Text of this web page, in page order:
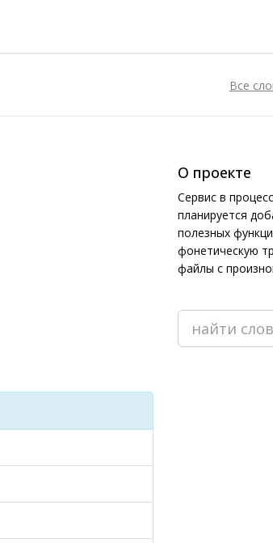
Все
О проекте
Сервис в
планируется
полезных
фонетическую
файлы с